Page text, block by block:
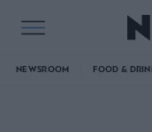
NEWSROOM FOOD &